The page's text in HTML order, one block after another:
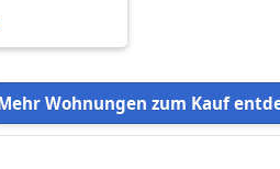
Wohnungen zum Kauf